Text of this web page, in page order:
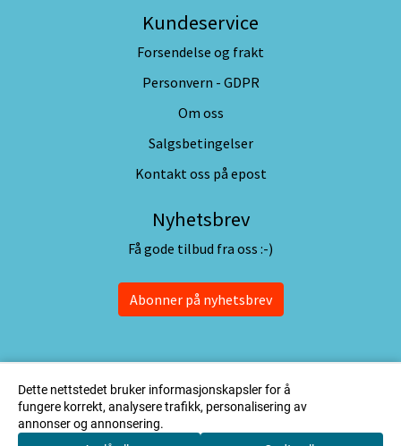
Dette nettstedet bruker informasjonskapsler for å
fungere korrekt, analysere trafikk, personalisering av
annonser og annonsering.
Kundeservice
Forsendelse og frakt
Personvern - GDPR
Om oss
Salgsbetingelser
Kontakt oss på epost
Nyhetsbrev
Få gode tilbud fra oss :-)
Abonner på nyhetsbrev